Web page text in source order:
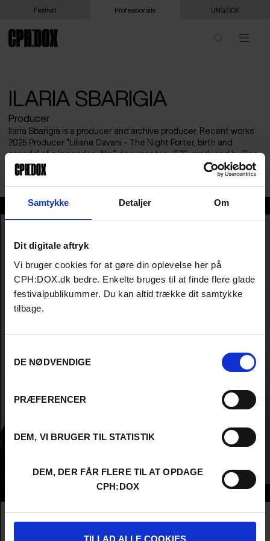
Samtykke Detaljer Om
Dit digitale aftryk
Vi bruger cookies for at gøre din oplevelse her på
CPH:DOX.dk bedre. Enkelte bruges til at finde flere glade
festivalpublikummer. Du kan altid trække dit samtykke
tilbage.
DE NØDVENDIGE
PRÆFERENCER
DEM, VI BRUGER TIL STATISTIK
DEM, DER FÅR FLERE TIL AT OPDAGE
CPH:DOX
TILLAD ALLE COOKIES
Festival Professionals UNG:DOX
ILARIA SBARIGIA
Producer
Ilaria Sbarigia is a producer and archive producer. Recent works
2025 Producer “Liliana Cavani - The Night Porter, birth and
scandal of a legendary film” documentary (52’), produced by Doc
Art, in co-production with Goyaves, ARTE Cinecittà.
ilaria Sbarigia
Nationality
Italy
Company
Producer